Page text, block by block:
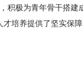
积极为青年骨干搭
培养提供了坚实保